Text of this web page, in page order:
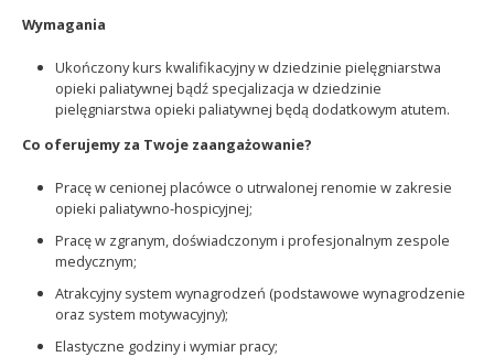
Wymagania
Ukończony kurs kwalifikacyjny w dziedzinie pielęgniarstwa
opieki paliatywnej bądź specjalizacja w dziedzinie
pielęgniarstwa opieki paliatywnej będą dodatkowym atutem.
Co oferujemy za Twoje zaangażowanie?
Pracę w cenionej placówce o utrwalonej renomie w zakresie
opieki paliatywno-hospicyjnej;
Pracę w zgranym, doświadczonym i profesjonalnym zespole
medycznym;
Atrakcyjny system wynagrodzeń (podstawowe wynagrodzenie
oraz system motywacyjny);
Elastyczne godziny i wymiar pracy;